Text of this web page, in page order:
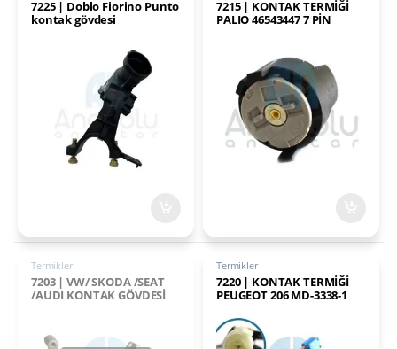
7225 | Doblo Fiorino Punto
kontak gövdesi
7215 | KONTAK TERMİĞİ
PALIO 46543447 7 PİN
Termikler
7203 | VW/ SKODA /SEAT
/AUDI KONTAK GÖVDESİ
Termikler
7220 | KONTAK TERMİĞİ
PEUGEOT 206 MD-3338-1